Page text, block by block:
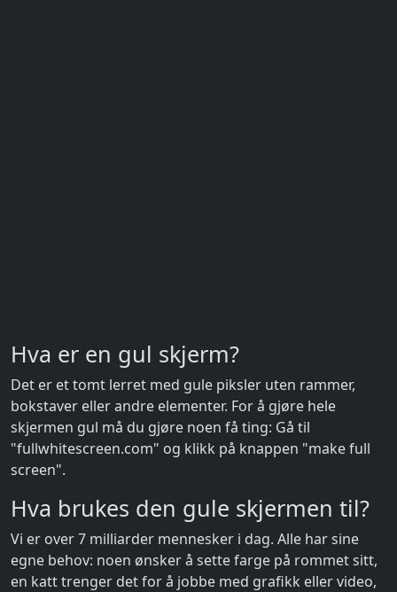
Hva er en gul skjerm?
Det er et tomt lerret med gule piksler uten rammer,
bokstaver eller andre elementer. For å gjøre hele
skjermen gul må du gjøre noen få ting: Gå til
"fullwhitescreen.com" og klikk på knappen "make full
screen".
Hva brukes den gule skjermen til?
Vi er over 7 milliarder mennesker i dag. Alle har sine
egne behov: noen ønsker å sette farge på rommet sitt,
en katt trenger det for å jobbe med grafikk eller video,